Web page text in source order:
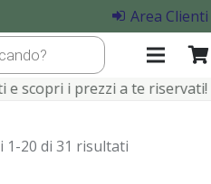
Area Clienti
scopri i prezzi a te riservati!
1-20 di 31 risultati